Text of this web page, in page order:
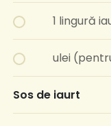
1 lingură
ulei
Sos de iaurt